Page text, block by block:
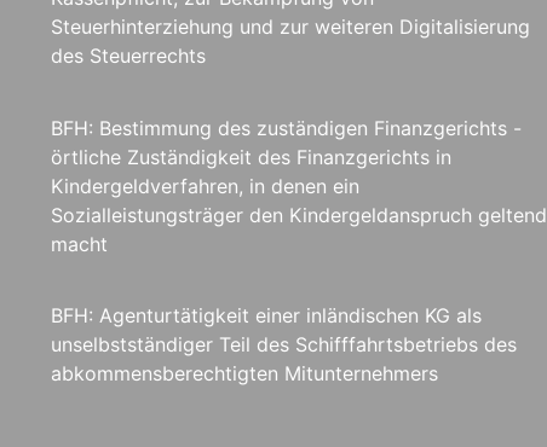
Steuerhinterziehung und zur weiteren Digitalisierung
des Steuerrechts
BFH: Bestimmung des zuständigen Finanzgerichts -
örtliche Zuständigkeit des Finanzgerichts in
Kindergeldverfahren, in denen ein
Sozialleistungsträger den Kindergeldanspruch geltend
macht
BFH: Agenturtätigkeit einer inländischen KG als
unselbstständiger Teil des Schifffahrtsbetriebs des
abkommensberechtigten Mitunternehmers